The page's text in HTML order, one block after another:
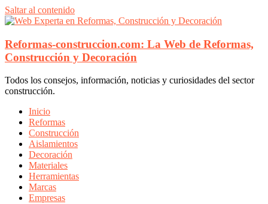
Saltar al contenido
Reformas-construccion.com: La Web de Reformas,
Construcción y Decoración
Todos los consejos, información, noticias y curiosidades del sector
construcción.
Inicio
Reformas
Construcción
Aislamientos
Decoración
Materiales
Herramientas
Marcas
Empresas